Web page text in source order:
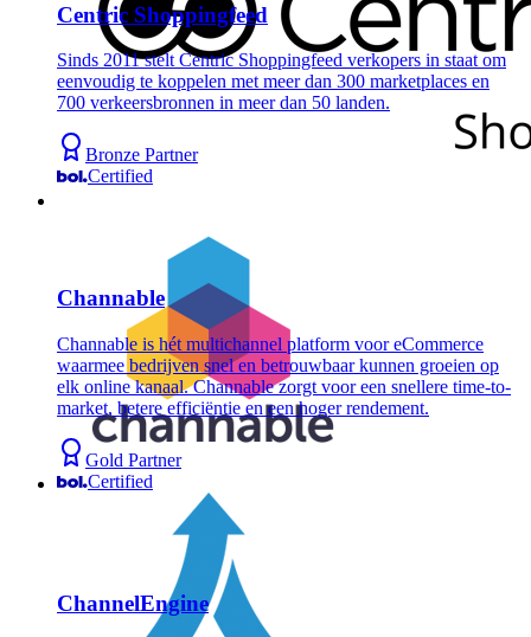
Centric Shoppingfeed
Sinds 2011 stelt Centric Shoppingfeed verkopers in staat om
eenvoudig te koppelen met meer dan 300 marketplaces en
700 verkeersbronnen in meer dan 50 landen.
Bronze Partner
Certified
Channable
Channable is hét multichannel platform voor eCommerce
waarmee bedrijven snel en betrouwbaar kunnen groeien op
elk online kanaal. Channable zorgt voor een snellere time-to-
market, betere efficiëntie en een hoger rendement.
Gold Partner
Certified
ChannelEngine